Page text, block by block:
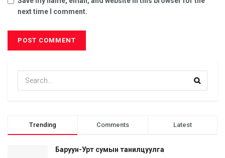
next time I comment.
Trending Comments Latest
Баруун-Урт сумын танилцуулга